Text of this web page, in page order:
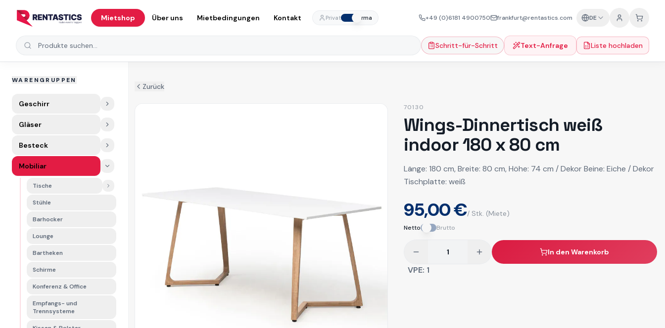
Mietshop Über uns Mietbedingungen Kontakt Privat Firma +49 (0)6181 4900750 frankfurt@rentastics.com DE
Produkte suchen Schritt-für-Schritt Text-Anfrage Liste hochladen
WARENGRUPPEN
Geschirr
Gläser
Besteck
Mobiliar
Tische
Stühle
Barhocker
Lounge
Bartheken
Schirme
Konferenz & Office
Empfangs- und
Trennsysteme
Zurück
70130
Wings-Dinnertisch weiß
indoor 180 x 80 cm
Länge: 180 cm, Breite: 80 cm, Höhe: 74 cm / Dekor Beine: Eiche / Dekor
Tischplatte: weiß
95,00 €/ Stk. (Miete)
Netto Brutto
In den Warenkorb
VPE: 1